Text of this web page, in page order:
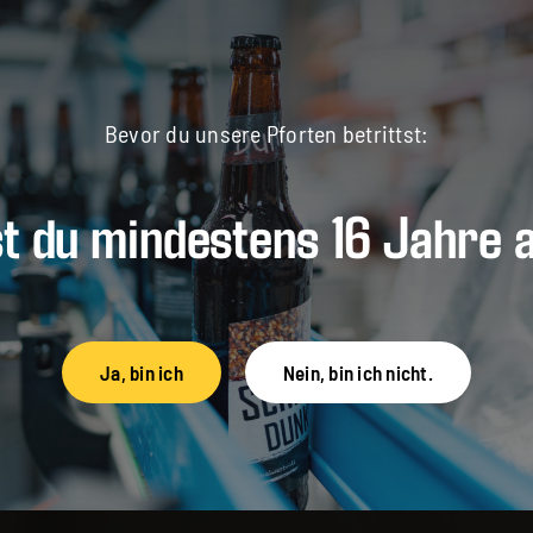
Bevor du unsere Pforten betrittst:
du mindestens 16 Jahre
Ja, bin ich Nein, bin ich nicht.